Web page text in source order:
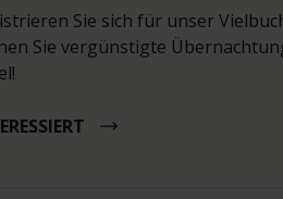
Sie sich für unser
Sie vergünstigte